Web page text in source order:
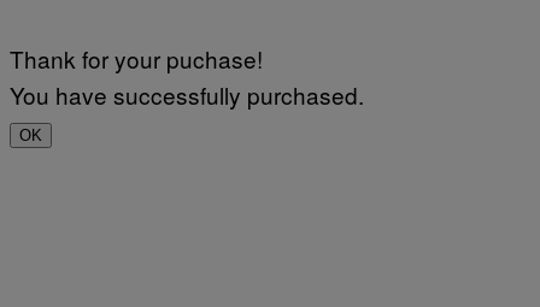
Thank for your puchase!
You have successfully purchased.
OK